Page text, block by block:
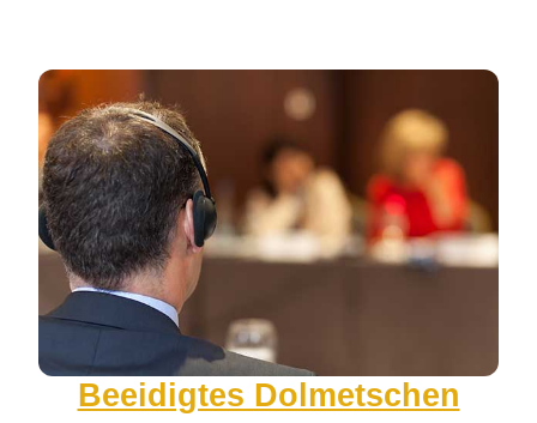
Beeidigtes Dolmetschen